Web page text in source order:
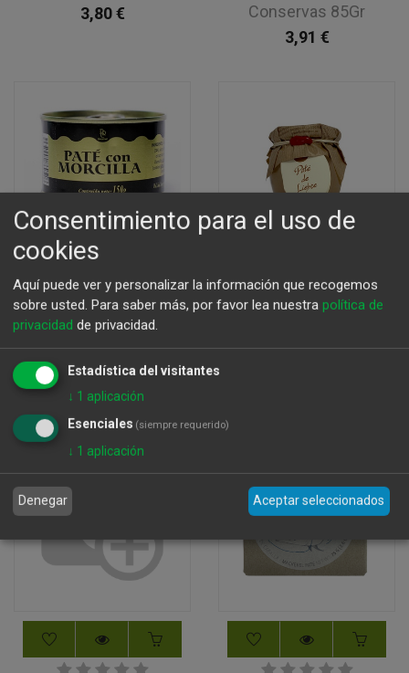
3,80€
Conservas 85Gr
3,91 €
150 Gr
4,00€
Consentimiento para el uso de
cookies
Aquí puede ver y personalizar la información que recogemos
sobre usted. Para saber más, por favor lea nuestra política de
privacidad de privacidad.
Estadística del visitantes
↓ 1 aplicación
Esenciales (siempre requerido)
↓ 1 aplicación
Denegar Aceptar seleccionados